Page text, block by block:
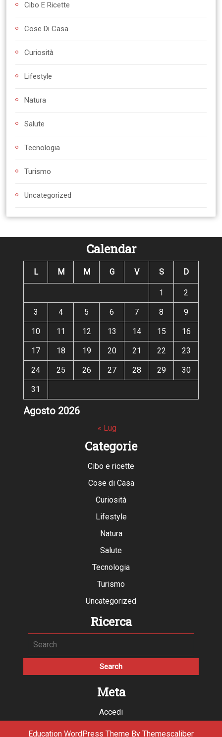
Cibo E Ricette
Cose Di Casa
Curiosità
Lifestyle
Natura
Salute
Tecnologia
Turismo
Uncategorized
Calendar
Agosto 2026
L M M G V S D
1 2
3 4 5 6 7 8 9
10 11 12 13 14 15 16
17 18 19 20 21 22 23
24 25 26 27 28 29 30
31
« Lug
Categorie
Cibo e ricette
Cose di Casa
Curiosità
Lifestyle
Natura
Salute
Tecnologia
Turismo
Uncategorized
Ricerca
Meta
Accedi
Education WordPress Theme By Themescaliber